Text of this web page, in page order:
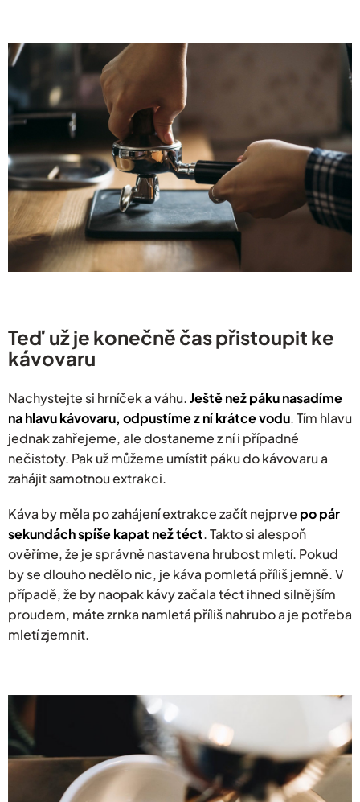
Teď už je konečně čas přistoupit ke
kávovaru
Nachystejte si hrníček a váhu.Ještě než páku nasadíme
na hlavu kávovaru, odpustíme z ní krátce vodu. Tím hlavu
jednak zahřejeme, ale dostaneme z ní i případné
nečistoty. Pak už můžeme umístit páku do kávovaru a
zahájit samotnou extrakci.
Káva by měla po zahájení extrakce začít nejprve po pár
sekundách spíše kapat než téct. Takto si alespoň
ověříme, že je správně nastavena hrubost mletí. Pokud
by se dlouho nedělo nic, je káva pomletá příliš jemně. V
případě, že by naopak kávy začala téct ihned silnějším
proudem, máte zrnka namletá příliš nahrubo a je potřeba
mletí zjemnit.